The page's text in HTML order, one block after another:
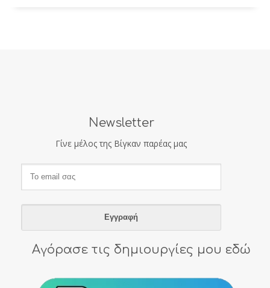
Newsletter
Γίνε μέλος της Βίγκαν παρέας μας
Αγόρασε τις δημιουργίες μου εδώ